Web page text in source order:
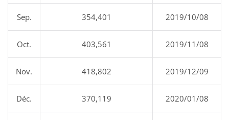
Sep. 354,401 2019/10/08
Oct. 403,561 2019/11/08
Nov. 418,802 2019/12/09
Déc. 370,119 2020/01/08